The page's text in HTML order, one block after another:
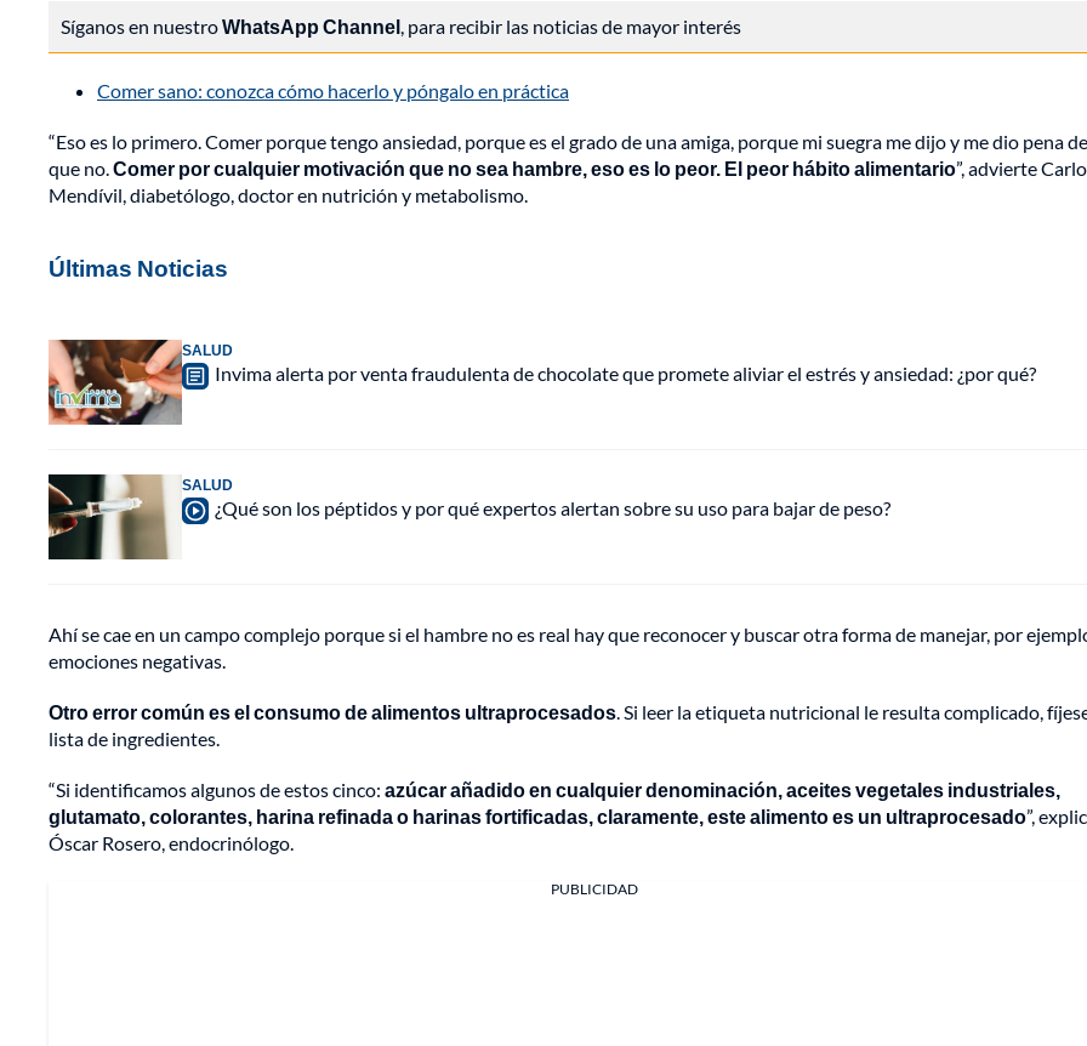
Síganos en nuestroWhatsApp Channel, para recibir las noticias de mayor interés
Comer sano: conozca cómo hacerlo y póngalo en práctica
“Eso es lo primero. Comer porque tengo ansiedad, porque es el grado de una amiga, porque mi suegra me dijo y me dio pena
que no.Comer por cualquier motivación que no sea hambre, eso es lo peor. El peor hábito alimentario”, advierte
Mendívil, diabetólogo, doctor en nutrición y metabolismo.
Últimas Noticias
SALUD
Invima alerta por venta fraudulenta de chocolate que promete aliviar el estrés y ansiedad: ¿por qué?
SALUD
¿Qué son los péptidos y por qué expertos alertan sobre su uso para bajar de peso?
Ahí se cae en un campo complejo porque si el hambre no es real hay que reconocer y buscar otra forma de manejar, por
emociones negativas.
Otro error común es el consumo de alimentos ultraprocesados. Si leer la etiqueta nutricional le resulta complicado,
lista de ingredientes.
“Si identificamos algunos de estos cinco: azúcar añadido en cualquier denominación, aceites vegetales industriales,
glutamato, colorantes, harina refinada o harinas fortificadas, claramente, este alimento es un ultraprocesado”,
Óscar Rosero, endocrinólogo.
PUBLICIDAD